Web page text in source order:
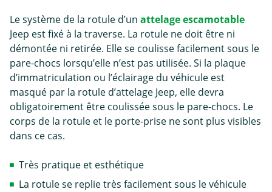
Le système de la rotule d’un attelage escamotable
Jeep est fixé à la traverse. La rotule ne doit être ni
démontée ni retirée. Elle se coulisse facilement sous le
pare-chocs lorsqu’elle n’est pas utilisée. Si la plaque
d’immatriculation ou l’éclairage du véhicule est
masqué par la rotule d’attelage Jeep, elle devra
obligatoirement être coulissée sous le pare-chocs. Le
corps de la rotule et le porte-prise ne sont plus visibles
dans ce cas.
Très pratique et esthétique
La rotule se replie très facilement sous le véhicule